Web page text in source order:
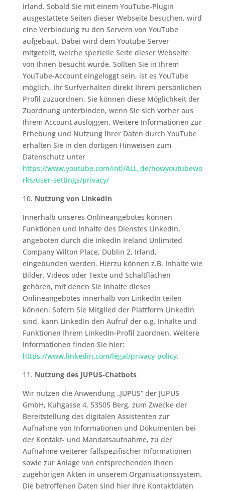
Irland. Sobald Sie mit einem YouTube-Plugin
ausgestattete Seiten dieser Webseite besuchen, wird
eine Verbindung zu den Servern von YouTube
aufgebaut. Dabei wird dem Youtube-Server
mitgeteilt, welche spezielle Seite dieser Webseite
von Ihnen besucht wurde. Sollten Sie in Ihrem
YouTube-Account eingeloggt sein, ist es YouTube
möglich, Ihr Surfverhalten direkt Ihrem persönlichen
Profil zuzuordnen. Sie können diese Möglichkeit der
Zuordnung unterbinden, wenn Sie sich vorher aus
Ihrem Account ausloggen. Weitere Informationen zur
Erhebung und Nutzung Ihrer Daten durch YouTube
erhalten Sie in den dortigen Hinweisen zum
Datenschutz unter
https://www.youtube.com/intl/ALL_de/howyoutubewo
rks/user-settings/privacy/
10. Nutzung von LinkedIn
Innerhalb unseres Onlineangebotes können
Funktionen und Inhalte des Dienstes LinkedIn,
angeboten durch die inkedIn Ireland Unlimited
Company Wilton Place, Dublin 2, Irland,
eingebunden werden. Hierzu können z.B. Inhalte wie
Bilder, Videos oder Texte und Schaltflächen
gehören, mit denen Sie Inhalte dieses
Onlineangebotes innerhalb von LinkedIn teilen
können. Sofern Sie Mitglied der Plattform LinkedIn
sind, kann LinkedIn den Aufruf der o.g. Inhalte und
Funktionen Ihrem LinkedIn-Profil zuordnen. Weitere
Informationen finden Sie hier:
https://www.linkedin.com/legal/privacy-policy.
11. Nutzung des JUPUS-Chatbots
Wir nutzen die Anwendung „JUPUS“ der JUPUS
GmbH, Kuhgasse 4, 53505 Berg, zum Zwecke der
Bereitstellung des digitalen Assistenten zur
Aufnahme von Informationen und Dokumenten bei
der Kontakt- und Mandatsaufnahme, zu der
Aufnahme weiterer fallspezifischer Informationen
sowie zur Anlage von entsprechenden Ihnen
zugehörigen Akten in unserem Organisationssystem.
Die betroffenen Daten sind hier Ihre Kontaktdaten